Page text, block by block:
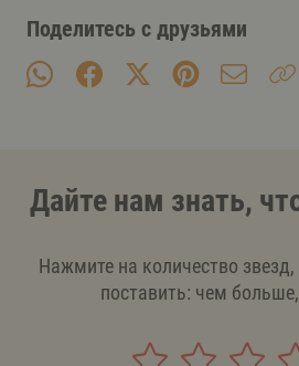
Поделитесь с друзьями
Дайте нам знать,
Нажмите на количество
поставить: чем